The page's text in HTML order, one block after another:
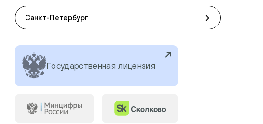
Санкт-Петербург
Государственная лицензия